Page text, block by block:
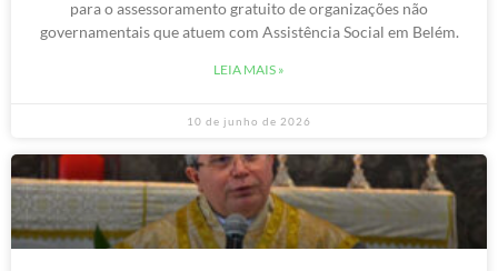
para o assessoramento gratuito de organizações não
governamentais que atuem com Assistência Social em Belém.
LEIA MAIS »
10 de junho de 2026